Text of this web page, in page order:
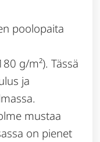
poolopaita
g/m²). Tässä
ja
mustaa
on pienet